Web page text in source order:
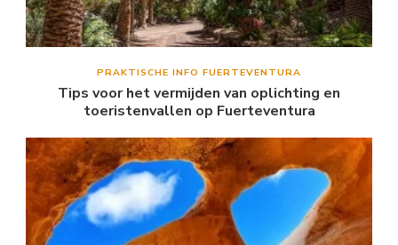
PRAKTISCHE INFO FUERTEVENTURA
Tips voor het vermijden van oplichting en
toeristenvallen op Fuerteventura